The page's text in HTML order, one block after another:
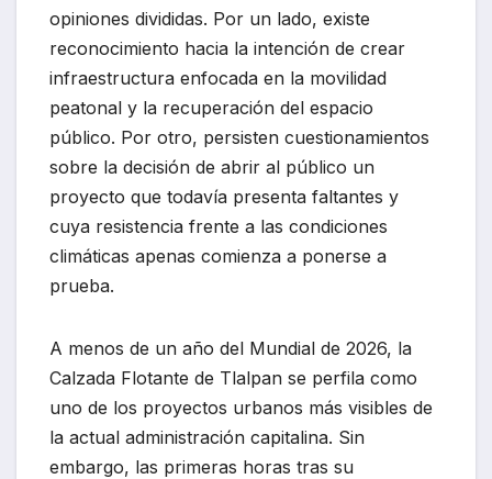
opiniones divididas. Por un lado, existe
reconocimiento hacia la intención de crear
infraestructura enfocada en la movilidad
peatonal y la recuperación del espacio
público. Por otro, persisten cuestionamientos
sobre la decisión de abrir al público un
proyecto que todavía presenta faltantes y
cuya resistencia frente a las condiciones
climáticas apenas comienza a ponerse a
prueba.
A menos de un año del Mundial de 2026, la
Calzada Flotante de Tlalpan se perfila como
uno de los proyectos urbanos más visibles de
la actual administración capitalina. Sin
embargo, las primeras horas tras su